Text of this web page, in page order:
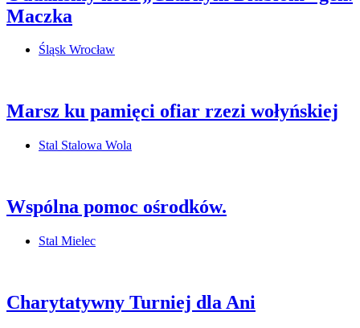
Maczka
Śląsk Wrocław
Marsz ku pamięci ofiar rzezi wołyńskiej
Stal Stalowa Wola
Wspólna pomoc ośrodków.
Stal Mielec
Charytatywny Turniej dla Ani